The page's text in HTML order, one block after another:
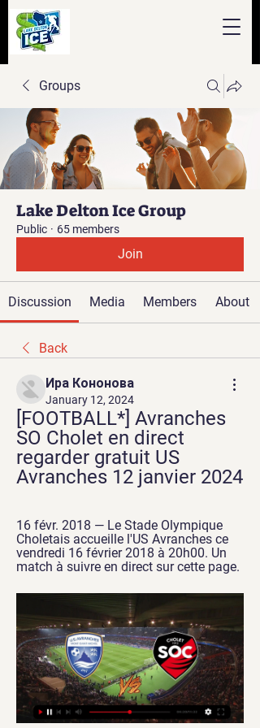
Groups
Lake Delton Ice Group
Public · 65 members
Join
Discussion Media Members About
Back
Ира Кононова
January 12, 2024
[FOOTBALL*] Avranches
SO Cholet en direct
regarder gratuit US
Avranches 12 janvier 2024
16 févr. 2018 — Le Stade Olympique
Choletais accueille l'US Avranches ce
vendredi 16 février 2018 à 20h00. Un
match à suivre en direct sur cette page.